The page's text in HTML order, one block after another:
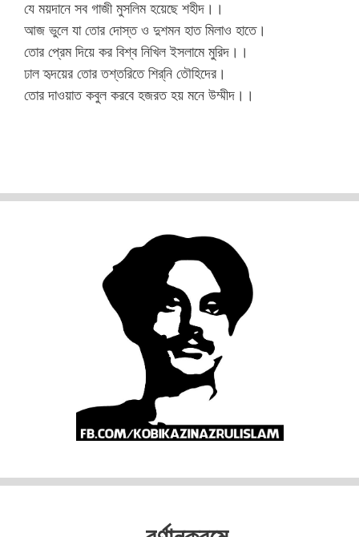
যে ময়দানে সব গাজী মুসলিম হয়েছে শহীদ।।
আজ ভুলে যা তোর দোস্ত ও দুশমন হাত মিলাও হাতে।
তোর প্রেম দিয়ে কর বিশ্ব নিখিল ইসলামে মুরিদ।।
ঢাল হৃদয়ের তোর তশ্‌তরিতে শির্‌নি তৌহিদের।
তোর দাওয়াত কবুল করবে হজরত হয় মনে উম্মীদ।।